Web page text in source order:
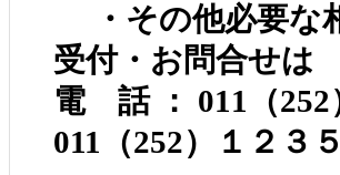
・その他必要な
受付・お問合せは
電 話 ： 011（
011（252）１２３５